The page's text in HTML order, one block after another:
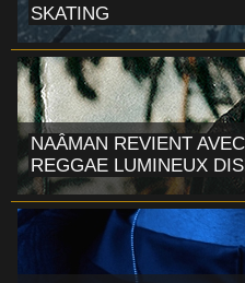
SKATING
NAÂMAN REVIENT
REGGAE LUMINEUX